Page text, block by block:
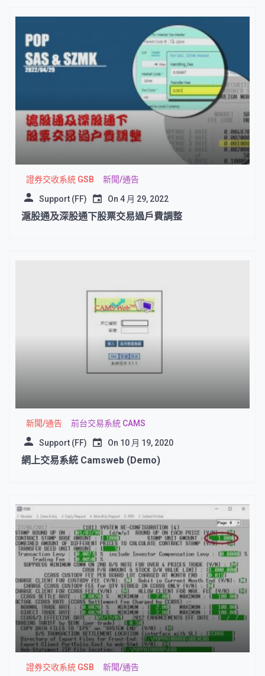
證券交收系統 GSB 新聞/通告
Support (FF) On 4 月 29, 2022
滬股通及深股通下股票交易過戶費調整
新聞/通告 前台交易系統 CAMS
Support (FF) On 10 月 19, 2020
網上交易系統 Camsweb (Demo)
證券交收系統 GSB 新聞/通告